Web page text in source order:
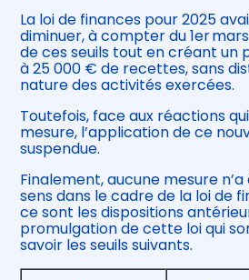
La loi de finances pour 2025
diminuer, à compter du 1er
de ces seuils tout en créant un
à 25 000 € de recettes, sans
nature des activités exercées.
Toutefois, face aux réactions
mesure, l’application de ce
suspendue.
Finalement, aucune mesure
sens dans le cadre de la loi de
ce sont les dispositions
promulgation de cette loi qui
savoir les seuils suivants.